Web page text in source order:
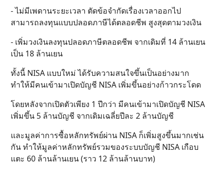
- ไม่มีเพดานระยะเวลา ตัดข้อจำกัดเรื่องเวลาออกไป
สามารถลงทุนแบบปลอดภาษีได้ตลอดชีพ สูงสุดตามวงเงิน
- เพิ่มวงเงินลงทุนปลอดภาษีตลอดชีพ จากเดิมที่ 14 ล้านเยน
เป็น 18 ล้านเยน
ทั้งนี้ NISA แบบใหม่ ได้รับความสนใจขึ้นเป็นอย่างมาก
ทำให้มีคนเข้ามาเปิดบัญชี NISA เพิ่มขึ้นอย่างก้าวกระโดด
โดยหลังจากเปิดตัวเพียง 1 ปีกว่า มีคนเข้ามาเปิดบัญชี NISA
เพิ่มขึ้น 5 ล้านบัญชี จากเดิมเฉลี่ยปีละ 2 ล้านบัญชี
และมูลค่าการซื้อหลักทรัพย์ผ่าน NISA ก็เพิ่มสูงขึ้นมากเช่น
กัน ทำให้มูลค่าหลักทรัพย์รวมของระบบบัญชี NISA เกือบ
แตะ 60 ล้านล้านเยน (ราว 12 ล้านล้านบาท)